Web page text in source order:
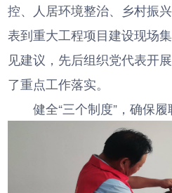
控、人居环境整治、乡村振
表到重大工程项目建设现场
见建议，先后组织党代表开
了重点工作落实。
健全“三个制度”，确保